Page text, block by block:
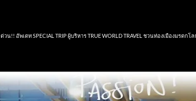
ด่วน!! อัพเดท SPECIAL TRIP ผู้บริหาร TRUE WORLD TRAVEL ชวนท่องเมืองมรดกโล